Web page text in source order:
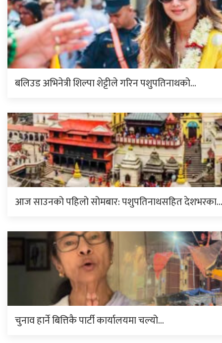
बलिउड अभिनेत्री शिल्पा शेट्टीले गरिन पशुपतिनाथको…
आज साउनको पहिलो सोमबार: पशुपतिनाथसहित देशभरका…
चुनाव हार्ने बित्तिकै पार्टी कार्यालयमा चल्यो…